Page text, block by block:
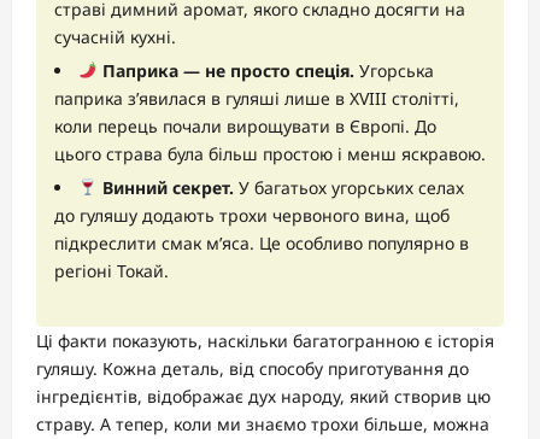
страві димний аромат, якого складно досягти на
сучасній кухні.
Паприка — не просто спеція. Угорська
паприка з’явилася в гуляші лише в XVIII столітті,
коли перець почали вирощувати в Європі. До
цього страва була більш простою і менш яскравою.
Винний секрет. У багатьох угорських селах
до гуляшу додають трохи червоного вина, щоб
підкреслити смак м’яса. Це особливо популярно в
регіоні Токай.
Ці факти показують, наскільки багатогранною є історія
гуляшу. Кожна деталь, від способу приготування до
інгредієнтів, відображає дух народу, який створив цю
страву. А тепер, коли ми знаємо трохи більше, можна